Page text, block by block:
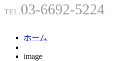
TEL.03-6692-5224
ホーム
image